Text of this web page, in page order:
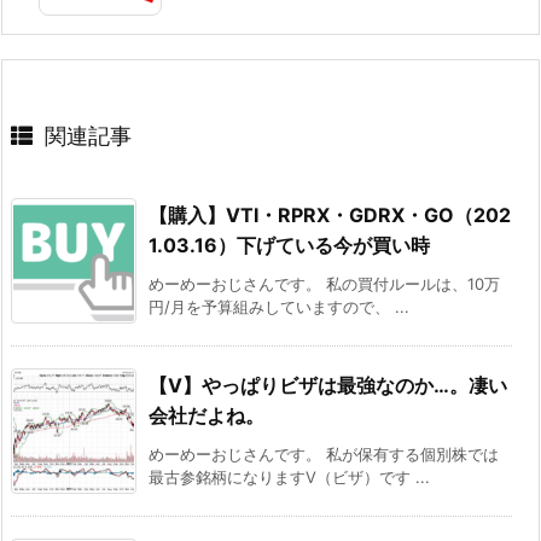
関連記事
【購入】VTI・RPRX・GDRX・GO（202
1.03.16）下げている今が買い時
めーめーおじさんです。 私の買付ルールは、10万
円/月を予算組みしていますので、 ...
【V】やっぱりビザは最強なのか…。凄い
会社だよね。
めーめーおじさんです。 私が保有する個別株では
最古参銘柄になりますV（ビザ）です ...